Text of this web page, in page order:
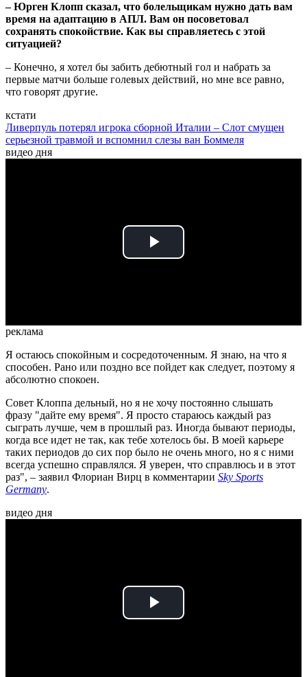
– Юрген Клопп сказал, что болельщикам нужно дать вам
время на адаптацию в АПЛ. Вам он посоветовал
сохранять спокойствие. Как вы справляетесь с этой
ситуацией?
– Конечно, я хотел бы забить дебютный гол и набрать за
первые матчи больше голевых действий, но мне все равно,
что говорят другие.
кстати
Ливерпуль потерял игрока сборной Италии – Слот смущен
серьезной травмой и вспомнил слезы ван Боммеля
видео дня
Play
реклама
Я остаюсь спокойным и сосредоточенным. Я знаю, на что я
способен. Рано или поздно все пойдет как следует, поэтому я
абсолютно спокоен.
Совет Клоппа дельный, но я не хочу постоянно слышать
фразу "дайте ему время". Я просто стараюсь каждый раз
сыграть лучше, чем в прошлый раз. Иногда бывают периоды,
когда все идет не так, как тебе хотелось бы. В моей карьере
таких периодов до сих пор было не очень много, но я с ними
всегда успешно справлялся. Я уверен, что справлюсь и в этот
раз", – заявил Флориан Вирц в комментарии Sky Sports
Germany.
видео дня
Play